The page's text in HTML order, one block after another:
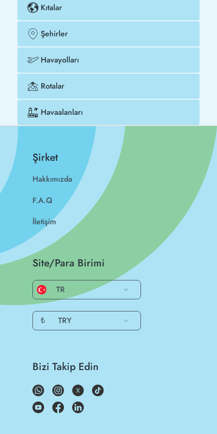
Kıtalar
Şehirler
Havayolları
Rotalar
Havaalanları
Şirket
Hakkımızda
F.A.Q
İletişim
Site/Para Birimi
TR
₺ TRY
Bizi Takip Edin